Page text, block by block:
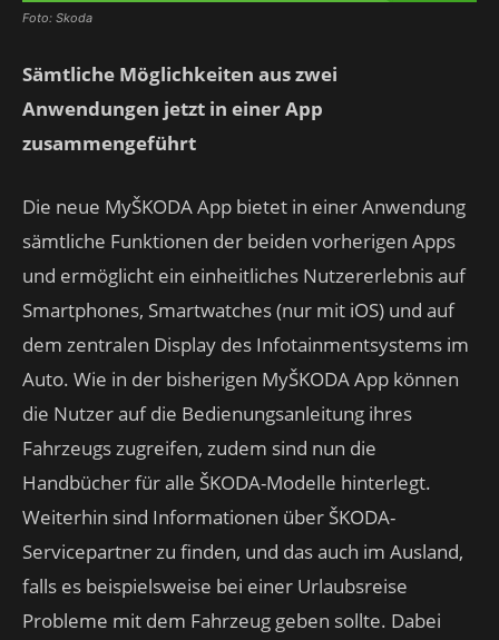
Foto: Skoda
Sämtliche Möglichkeiten aus zwei
Anwendungen jetzt in einer App
zusammengeführt
Die neue MyŠKODA App bietet in einer Anwendung
sämtliche Funktionen der beiden vorherigen Apps
und ermöglicht ein einheitliches Nutzererlebnis auf
Smartphones, Smartwatches (nur mit iOS) und auf
dem zentralen Display des Infotainmentsystems im
Auto. Wie in der bisherigen MyŠKODA App können
die Nutzer auf die Bedienungsanleitung ihres
Fahrzeugs zugreifen, zudem sind nun die
Handbücher für alle ŠKODA-Modelle hinterlegt.
Weiterhin sind Informationen über ŠKODA-
Servicepartner zu finden, und das auch im Ausland,
falls es beispielsweise bei einer Urlaubsreise
Probleme mit dem Fahrzeug geben sollte. Dabei